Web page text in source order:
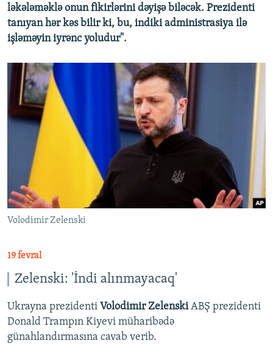
ləkələməklə onun fikirlərini dəyişə biləcək. Prezidenti
tanıyan hər kəs bilir ki, bu, indiki administrasiya ilə
işləməyin iyrənc yoludur".
Volodimir Zelenski
19 fevral
Zelenski: 'İndi alınmayacaq'
Ukrayna prezidenti Volodimir ZelenskiABŞ prezidenti
Donald Trampın Kiyevi müharibədə
günahlandırmasına cavab verib.